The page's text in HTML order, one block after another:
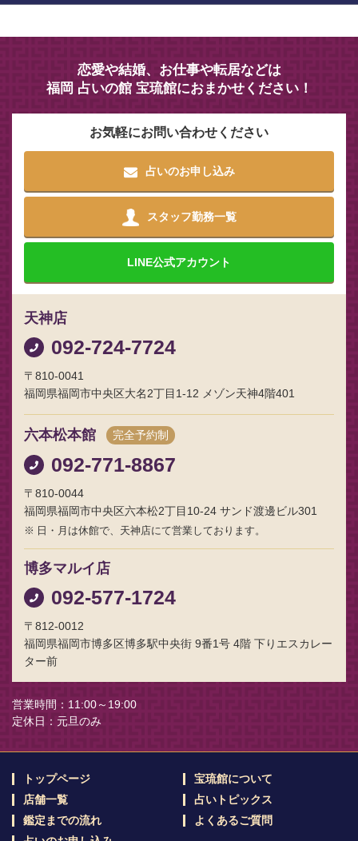
恋愛や結婚、お仕事や転居などは
福岡 占いの館 宝琉館におまかせください！
お気軽にお問い合わせください
占いのお申し込み
スタッフ勤務一覧
LINE公式アカウント
天神店
092-724-7724
〒810-0041
福岡県福岡市中央区大名2丁目1-12 メゾン天神4階401
六本松本館 完全予約制
092-771-8867
〒810-0044
福岡県福岡市中央区六本松2丁目10-24 サンド渡邊ビル301
日・月は休館で、天神店にて営業しております。
博多マルイ店
092-577-1724
〒812-0012
福岡県福岡市博多区博多駅中央街 9番1号 4階 下りエスカレー
ター前
営業時間
11:00～19:00
定休日
元旦のみ
トップページ
宝琉館について
店舗一覧
占いトピックス
鑑定までの流れ
よくあるご質問